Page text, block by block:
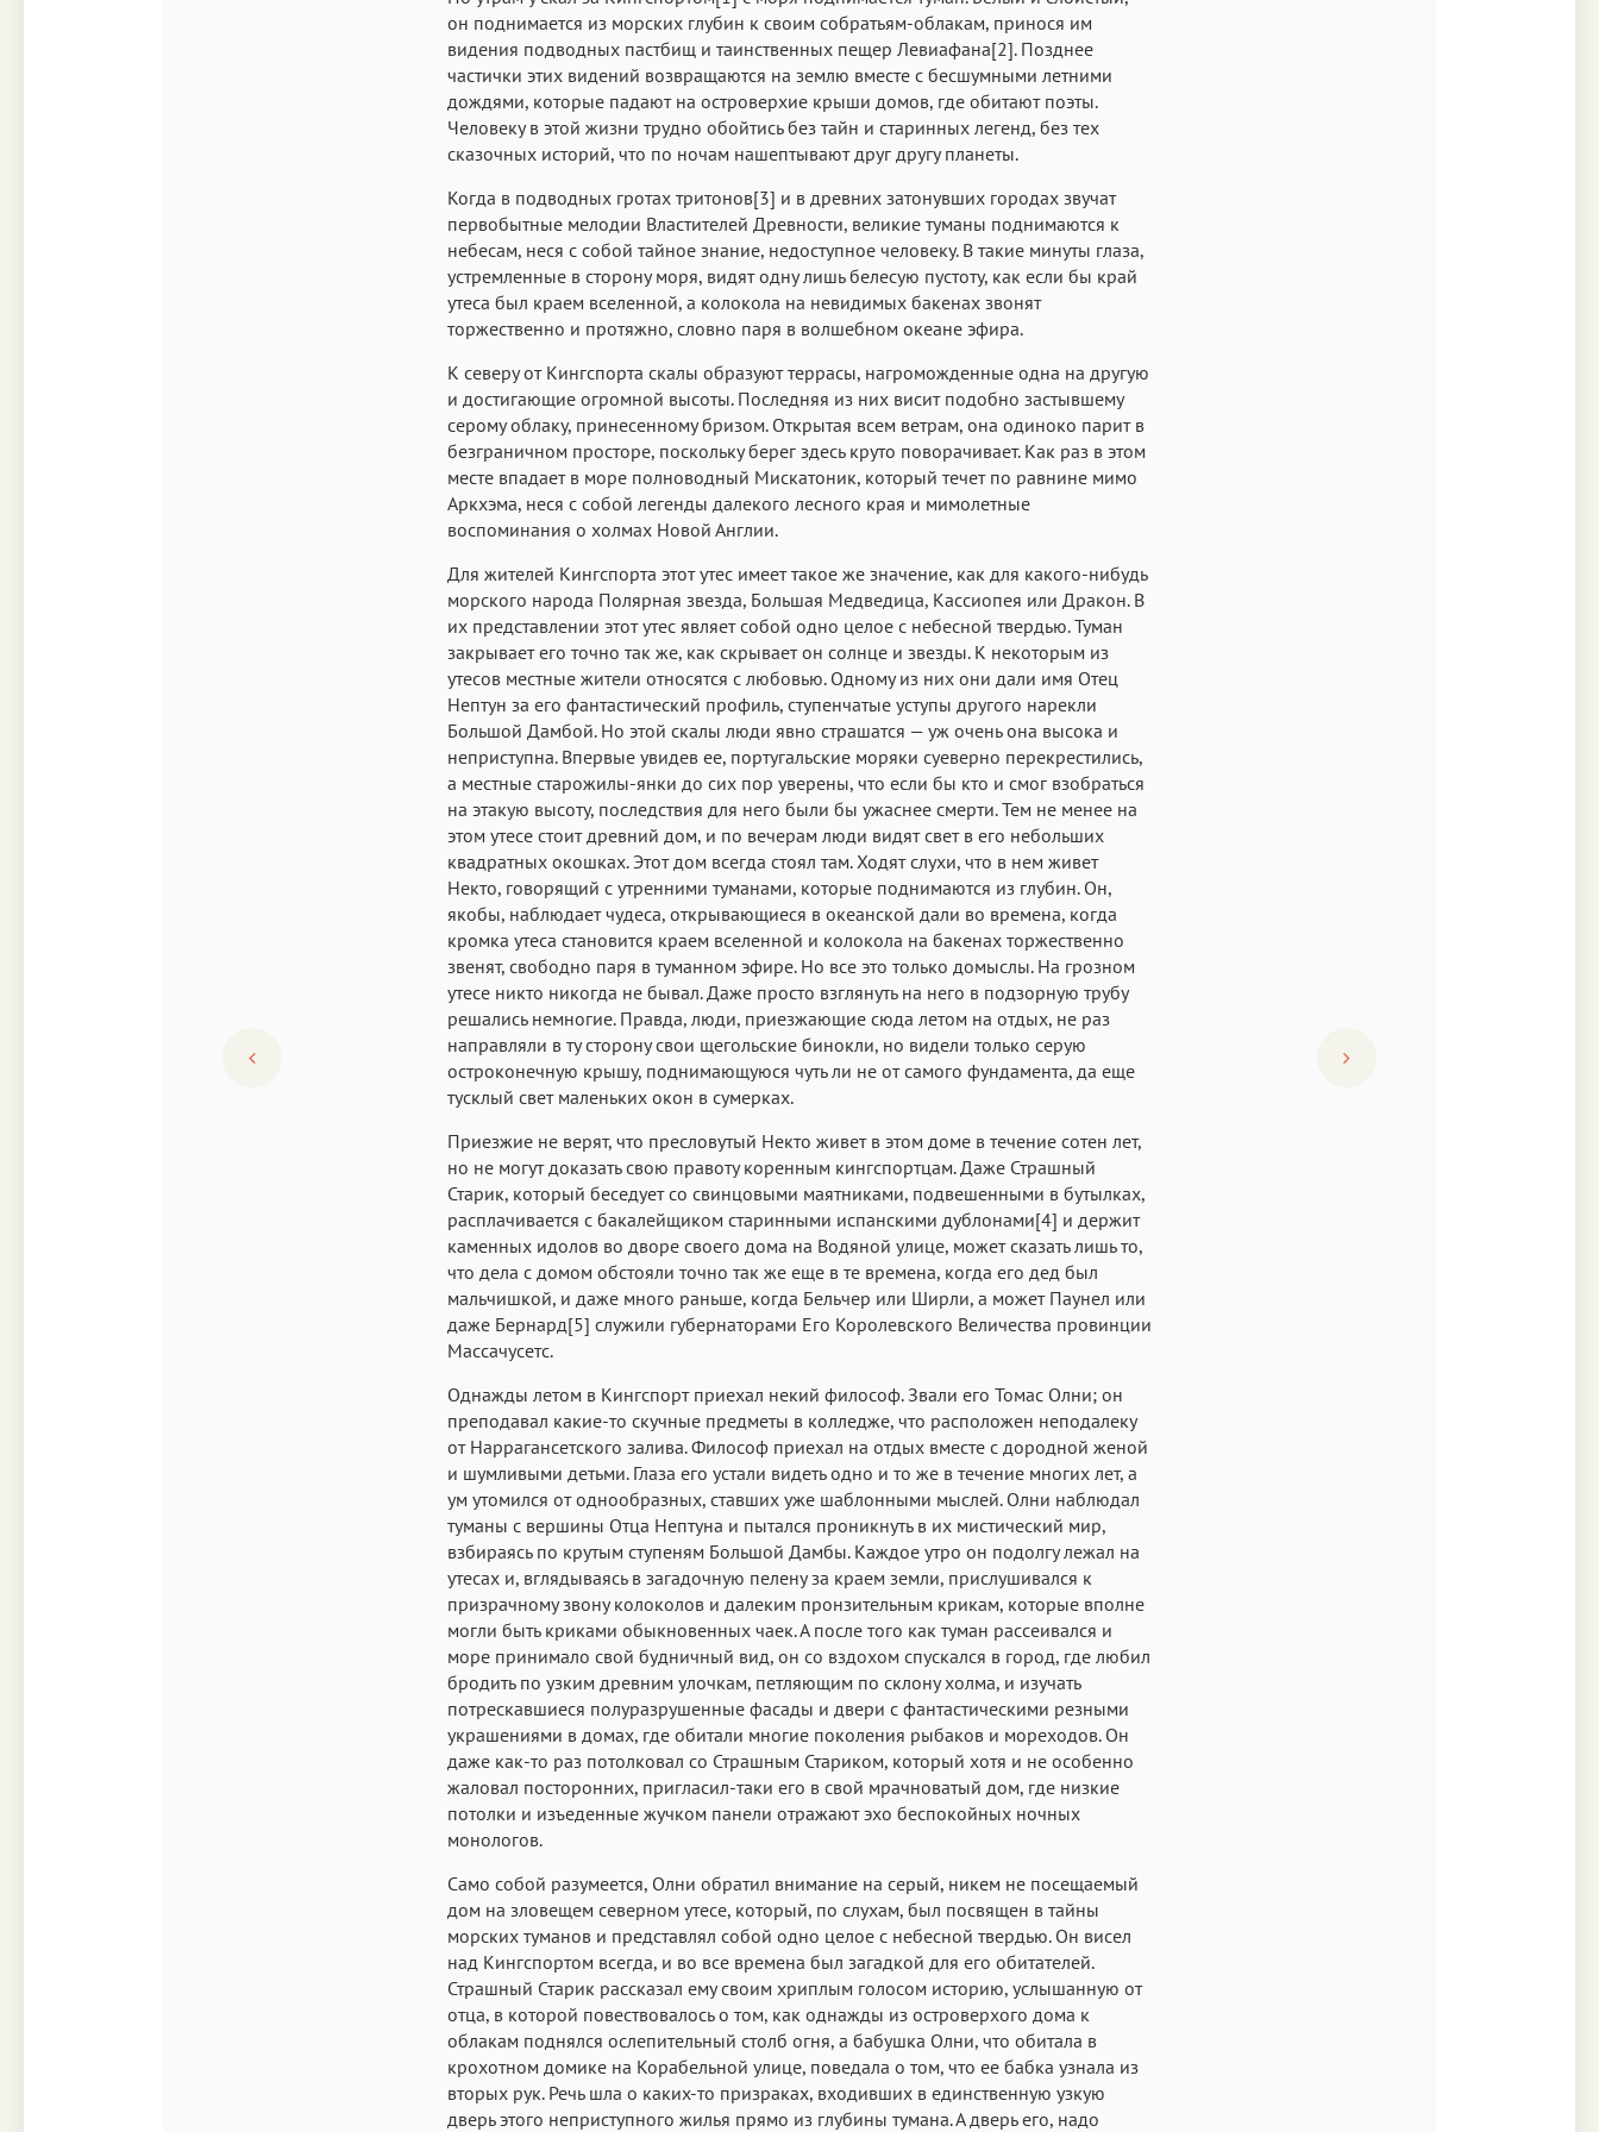
Roboto Garamond Fira Sans
Аа Аа Аа Аа
Аа Аа Аа
Georgia
Аа
Аа Аа Аа
Menlo
Аа
он поднимается из морских глубин к своим собратьям-облакам, принося им
видения подводных пастбищ и таинственных пещер Левиафана[2]. Позднее
частички этих видений возвращаются на землю вместе с бесшумными летними
дождями, которые падают на островерхие крыши домов, где обитают поэты.
Человеку в этой жизни трудно обойтись без тайн и старинных легенд, без тех
сказочных историй, что по ночам нашептывают друг другу планеты.
Когда в подводных гротах тритонов[3] и в древних затонувших городах звучат
первобытные мелодии Властителей Древности, великие туманы поднимаются к
небесам, неся с собой тайное знание, недоступное человеку. В такие минуты глаза,
устремленные в сторону моря, видят одну лишь белесую пустоту, как если бы край
утеса был краем вселенной, а колокола на невидимых бакенах звонят
торжественно и протяжно, словно паря в волшебном океане эфира.
К северу от Кингспорта скалы образуют террасы, нагроможденные одна на другую
и достигающие огромной высоты. Последняя из них висит подобно застывшему
серому облаку, принесенному бризом. Открытая всем ветрам, она одиноко парит в
безграничном просторе, поскольку берег здесь круто поворачивает. Как раз в этом
месте впадает в море полноводный Мискатоник, который течет по равнине мимо
Аркхэма, неся с собой легенды далекого лесного края и мимолетные
воспоминания о холмах Новой Англии.
Для жителей Кингспорта этот утес имеет такое же значение, как для какого-нибудь
морского народа Полярная звезда, Большая Медведица, Кассиопея или Дракон. В
их представлении этот утес являет собой одно целое с небесной твердью. Туман
закрывает его точно так же, как скрывает он солнце и звезды. K некоторым из
утесов местные жители относятся с любовью. Одному из них они дали имя Отец
Нептун за его фантастический профиль, ступенчатые уступы другого нарекли
Большой Дамбой. Но этой скалы люди явно страшатся — уж очень она высока и
неприступна. Впервые увидев ее, португальские моряки cyeверно перекрестились,
а местные старожилы-янки до сих пор уверены, что если бы кто и смог взобраться
на этакую высоту, последствия для него были бы ужаснее смерти. Тем не менее на
этом утесе стоит древний дом, и по вечерам люди видят свет в его небольших
квадратных окошках. Этот дом всегда стоял там. Ходят слухи, что в нем живет
Некто, говорящий с утренними туманами, которые поднимаются из глубин. Он,
якобы, наблюдает чудеса, открывающиеся в океанской дали во времена, когда
кромка утеса становится краем вселенной и колокола на бакенах торжественно
звенят, свободно паря в туманном эфире. Но все это только домыслы. На грозном
утесе никто никогда не бывал. Даже просто взглянуть на него в подзорную трубу
решались немногие. Правда, люди, приезжающие сюда летом на отдых, не раз
направляли в ту сторону свои щегольские бинокли, но видели только серую
остроконечную крышу, поднимающуюся чуть ли не от самого фундамента, да еще
тусклый свет маленьких окон в сумерках.
Приезжие не верят, что пресловутый Некто живет в этом доме в течение сотен лет,
но не могут доказать свою правоту коренным кингспортцам. Даже Страшный
Старик, который беседует со свинцовыми маятниками, подвешенными в бутылках,
расплачивается с бакалейщиком старинными испанскими дублонами[4] и держит
каменных идолов во дворе своего дома на Водяной улице, может сказать лишь то,
что дела с домом обстояли точно так же еще в те времена, когда его дед был
мальчишкой, и даже много раньше, когда Бельчер или Ширли, а может Паунел или
даже Бернард[5] служили губернаторами Его Королевского Величества провинции
Массачусетс.
Однажды летом в Кингспорт приехал некий философ. Звали его Томас Олни; он
преподавал какие-то скучные предметы в колледже, что расположен неподалеку
от Наррагансетского залива. Философ приехал на отдых вместе с дородной женой
и шумливыми детьми. Глаза его устали видеть одно и то же в течение многих лет, а
ум утомился от однообразных, ставших уже шаблонными мыслей. Олни наблюдал
туманы с вершины Отца Нептуна и пытался проникнуть в их мистический мир,
взбираясь по крутым ступеням Большой Дамбы. Каждое утро он подолгу лежал на
утесах и, вглядываясь в загадочную пелену за краем земли, прислушивался к
призрачному звону колоколов и далеким пронзительным крикам, которые вполне
могли быть криками обыкновенных чаек. А после того как туман рассеивался и
море принимало свой будничный вид, он со вздохом спускался в город, где любил
бродить по узким древним улочкам, петляющим по склону холма, и изучать
потрескавшиеся полуразрушенные фасады и двери с фантастическими резными
украшениями в домах, где обитали многие поколения рыбаков и мореходов. Он
даже как-то раз потолковал со Страшным Стариком, который хотя и не особенно
жаловал посторонних, пригласил-таки его в свой мрачноватый дом, где низкие
потолки и изъеденные жучком панели отражают эхо беспокойных ночных
монологов.
Само собой разумеется, Олни обратил внимание на серый, никем не посещаемый
дом на зловещем северном утесе, который, по слухам, был посвящен в тайны
морских туманов и представлял собой одно целое с небесной твердью. Он висел
над Кингспортом всегда, и во все времена был загадкой для его обитателей.
Страшный Старик рассказал ему своим хриплым голосом историю, услышанную от
отца, в которой повествовалось о том, как однажды из островерхого дома к
облакам поднялся ослепительный столб огня, а бабушка Олни, что обитала в
крохотном домике на Корабельной улице, поведала о том, что ее бабка узнала из
вторых рук. Речь шла о каких-то призраках, входивших в единственную узкую
дверь этого неприступного жилья прямо из глубины тумана. А дверь его, надо